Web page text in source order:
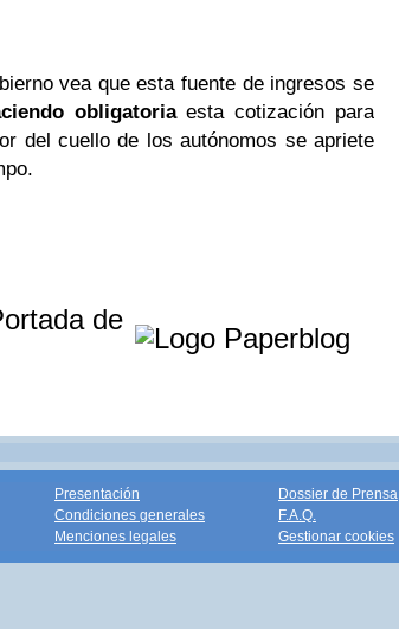
vea que esta fuente de ingresos se
obligatoriaesta cotización para
del cuello de los autónomos se apriete
de
Presentación
Condiciones generales
Menciones legales
Dossier de Prensa
F.A.Q.
Gestionar cookies